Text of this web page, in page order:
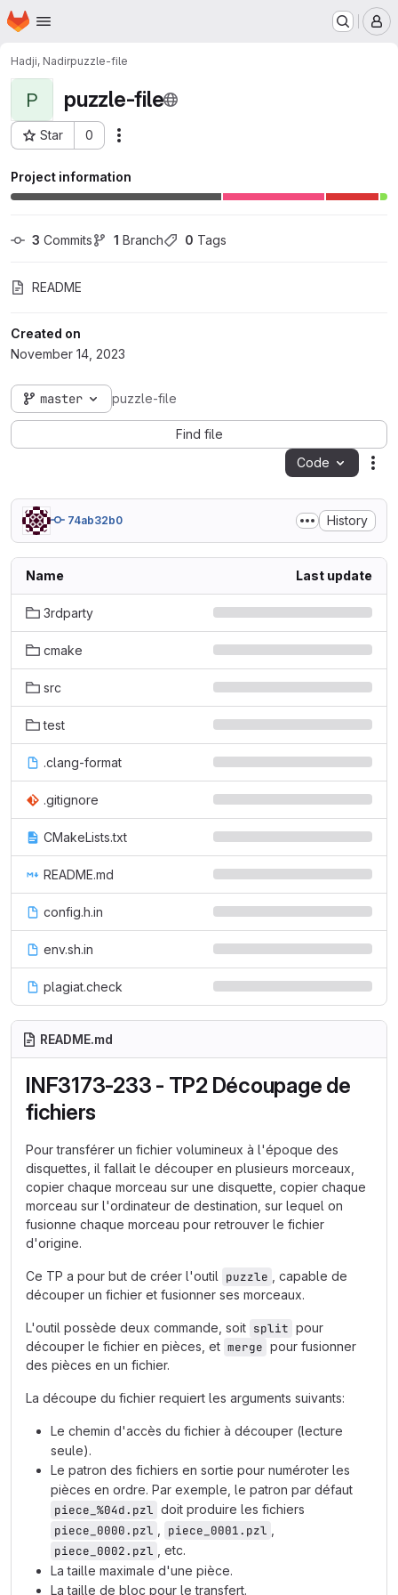
Skip to main content
Homepage
Hadji, Nadirpuzzle-file
P puzzle-file
Star 0
Project ID: 10882
Project information
3 Commits 1 Branch 0 Tags
README
Created on
November 14, 2023
master puzzle-file
Find file
Code
74ab32b0 History
Name Last update
3rdparty
cmake
src
test
.clang-format
.gitignore
CMakeLists.txt
README.md
config.h.in
env.sh.in
plagiat.check
README.md
INF3173-233 - TP2 Découpage de
fichiers
Pour transférer un fichier volumineux à l'époque des
disquettes, il fallait le découper en plusieurs morceaux,
copier chaque morceau sur une disquette, copier chaque
morceau sur l'ordinateur de destination, sur lequel on
fusionne chaque morceau pour retrouver le fichier
d'origine.
Ce TP a pour but de créer l'outil puzzle
, capable de
découper un fichier et fusionner ses morceaux.
L'outil possède deux commande, soit split pour
découper le fichier en pièces, et merge pour fusionner
des pièces en un fichier.
La découpe du fichier requiert les arguments suivants:
Le chemin d'accès du fichier à découper (lecture
seule).
Le patron des fichiers en sortie pour numéroter les
pièces en ordre. Par exemple, le patron par défaut
piece_%04d.pzl doit produire les fichiers
piece_0000.pzl
piece_0001.pzl
piece_0002.pzl
, etc.
La taille maximale d'une pièce.
La taille de bloc pour le transfert.